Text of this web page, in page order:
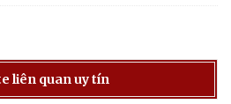
liên quan uy tín